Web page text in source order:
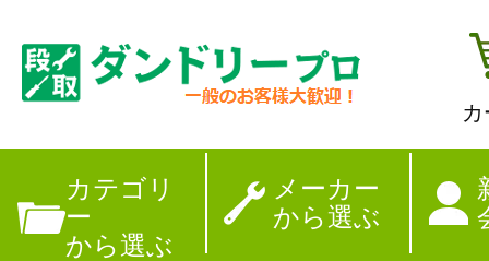
カテゴリ
ー
から選ぶ
メーカー
から選ぶ